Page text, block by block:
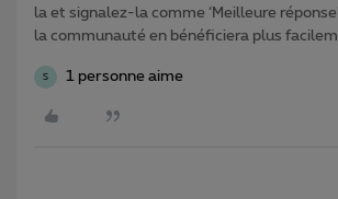
la et signalez-la comme ‘Meilleure
la communauté en bénéficiera plus
S 1 personne aime